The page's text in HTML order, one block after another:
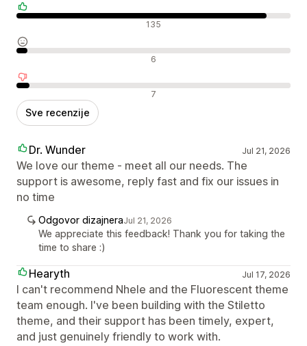
Pozitivne recenzije 135
Neutralne recenzije 6
Negativne recenzije 7
Sve recenzije
Dr. Wunder Jul 21, 2026
We love our theme - meet all our needs. The
support is awesome, reply fast and fix our issues in
no time
Odgovor dizajneraJul 21, 2026
We appreciate this feedback! Thank you for taking the
time to share :)
Hearyth Jul 17, 2026
I can't recommend Nhele and the Fluorescent theme
team enough. I've been building with the Stiletto
theme, and their support has been timely, expert,
and just genuinely friendly to work with.